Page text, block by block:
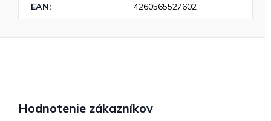
EAN: 4260565527602
Hodnotenie zákazníkov